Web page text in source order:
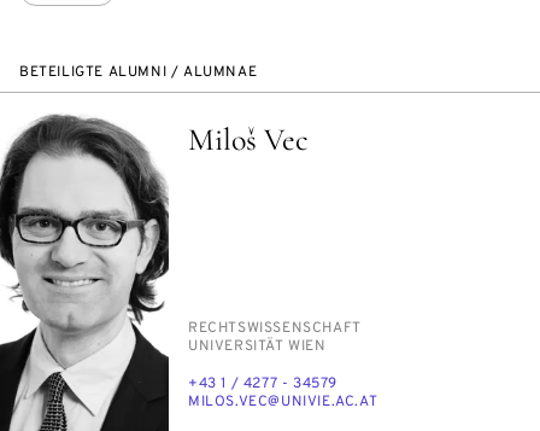
BETEILIGTE ALUMNI / ALUMNAE
Miloš Vec
PERSON_RESEARCH_SUBJECT
RECHTS­WIS­SEN­SCHAFT
INSTITUTION
UNI­VER­SI­TÄT WIEN
TELEFON
+43 1 / 4277 - 34579
E-
MI­LOS.VEC@UNI­VIE.AC.AT